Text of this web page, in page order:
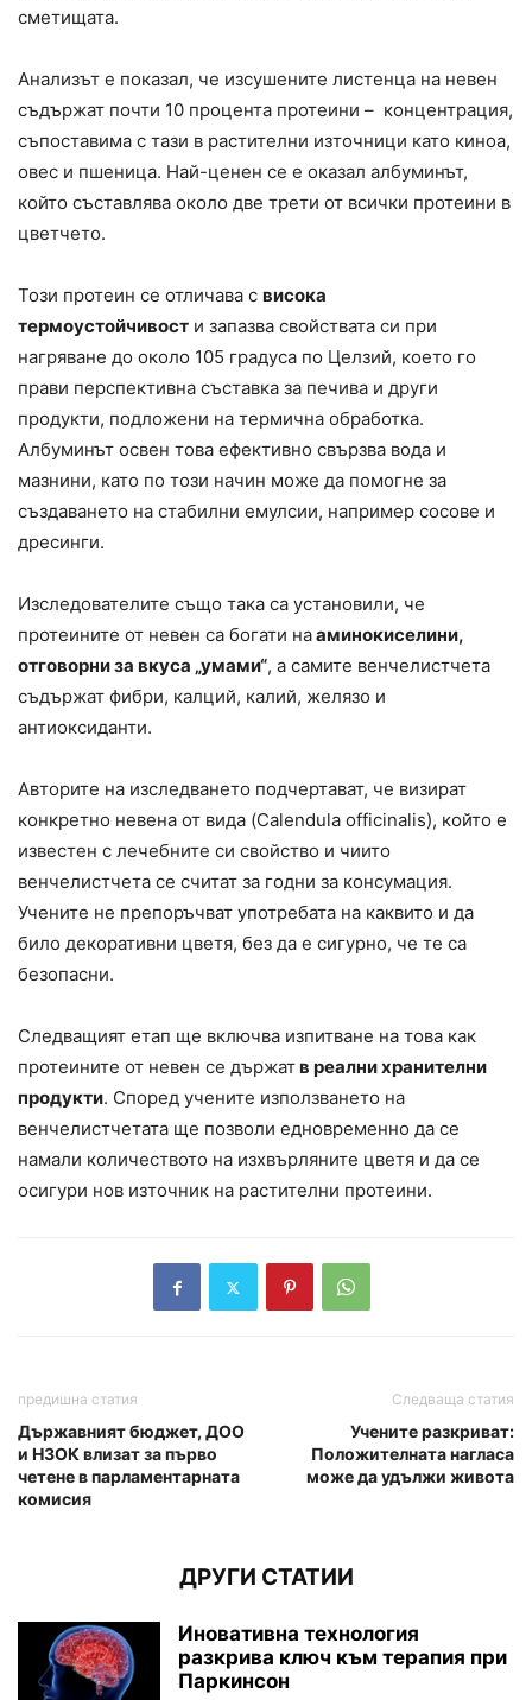
сметищата.
Анализът е показал, че изсушените листенца на невен
съдържат почти 10 процента протеини – концентрация,
съпоставима с тази в растителни източници като киноа,
овес и пшеница. Най-ценен се е оказал албуминът,
който съставлява около две трети от всички протеини в
цветчето.
Този протеин се отличава с висока
термоустойчивост и запазва свойствата си при
нагряване до около 105 градуса по Целзий, което го
прави перспективна съставка за печива и други
продукти, подложени на термична обработка.
Албуминът освен това ефективно свързва вода и
мазнини, като по този начин може да помогне за
създаването на стабилни емулсии, например сосове и
дресинги.
Изследователите също така са установили, че
протеините от невен са богати нааминокиселини,
отговорни за вкуса „умами“, а самите венчелистчета
съдържат фибри, калций, калий, желязо и
антиоксиданти.
Авторите на изследването подчертават, че визират
конкретно невена от вида (Calendula officinalis), който е
известен с лечебните си свойство и чиито
венчелистчета се считат за годни за консумация.
Учените не препоръчват употребата на каквито и да
било декоративни цветя, без да е сигурно, че те са
безопасни.
Следващият етап ще включва изпитване на това как
протеините от невен се държатв реални хранителни
продукти. Според учените използването на
венчелистчетата ще позволи едновременно да се
намали количеството на изхвърляните цветя и да се
осигури нов източник на растителни протеини.
предишна статия
Държавният бюджет, ДОО
и НЗОК влизат за първо
четене в парламентарната
комисия
Следваща статия
Учените разкриват:
Положителната нагласа
може да удължи живота
ДРУГИ СТАТИИ
Иновативна технология
разкрива ключ към терапия при
Паркинсон